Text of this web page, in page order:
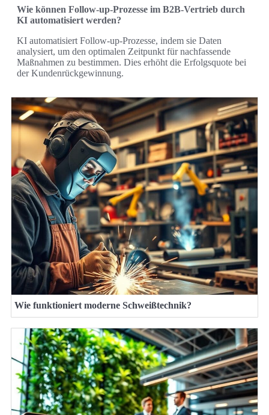
Wie können Follow-up-Prozesse im B2B-Vertrieb durch
KI automatisiert werden?
KI automatisiert Follow-up-Prozesse, indem sie Daten
analysiert, um den optimalen Zeitpunkt für nachfassende
Maßnahmen zu bestimmen. Dies erhöht die Erfolgsquote bei
der Kundenrückgewinnung.
Wie funktioniert moderne Schweißtechnik?